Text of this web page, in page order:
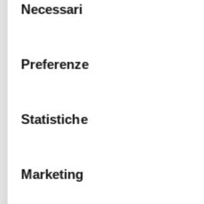
delNecessari
Preferenze
Statistiche
Marketing
PREVENZIONE,